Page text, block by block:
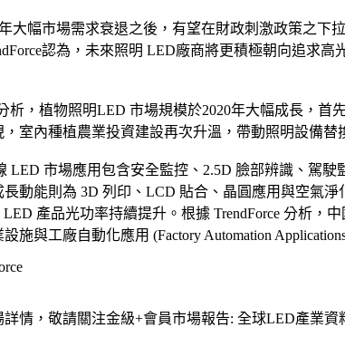
大幅市場需求衰退之後，有望在財政刺激政策之
認為，未來照明 LED廠商將更積極朝向追求
析，植物照明LED 市場規模於2020年大幅成長，
室內種植農業投資建設再次升溫，帶動照明設備
LED 市場應用包含安全監控、2.5D 臉部辨識、駕
動能則為 3D 列印、LCD 貼合、晶圓應用與空氣
產品光功率持續提升。根據 TrendForce 分析
施與工廠自動化應用 (Factory Automation
情，敬請關注金級+會員市場報告: 全球LED產業資